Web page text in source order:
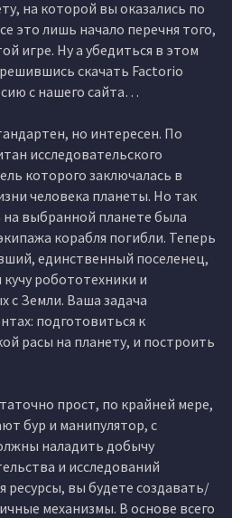
на которой вы оказались по
это лишь начало перечня того,
игре. Ну а убедиться в этом
скачать Factorio
с нашего сайта…
но интересен. По
исследовательского
которого заключалась в
человека планеты. Но так
на выбранной планете была
корабля погибли. Теперь
единственный поселенец,
робототехники и
с Земли. Ваша задача
подготовиться к
расы на планету, и построить
прост, по крайней мере,
бур и манипулятор, с
наладить добычу
и исследований
ресурсы, вы будете создавать/
механизмы. В основе всего